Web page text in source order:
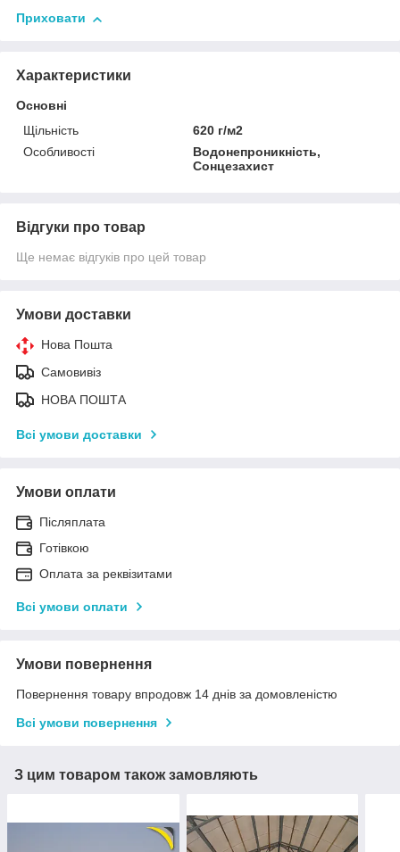
Приховати
Характеристики
Основні
Щільність
620 г/м2
Особливості
Водонепроникність,
Сонцезахист
Відгуки про товар
Ще немає відгуків про цей товар
Умови доставки
Нова Пошта
Самовивіз
НОВА ПОШТА
Всі умови доставки
Умови оплати
Післяплата
Готівкою
Оплата за реквізитами
Всі умови оплати
Умови повернення
Повернення товару впродовж 14 днів за домовленістю
Всі умови повернення
З цим товаром також замовляють